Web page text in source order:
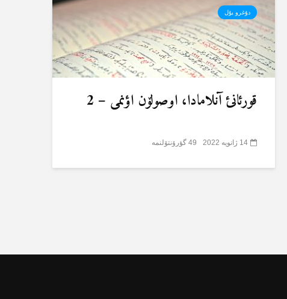
دۇغرو یۇل
قورئانئ آنلامادا، اوصولۆن اؤنمی – 2
14 ژانویه 2022 49 گؤرۆنتۆلنمە